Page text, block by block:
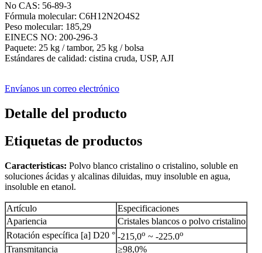
No CAS: 56-89-3
Fórmula molecular: C6H12N2O4S2
Peso molecular: 185,29
EINECS NO: 200-296-3
Paquete: 25 kg / tambor, 25 kg / bolsa
Estándares de calidad: cistina cruda, USP, AJI
Envíanos un correo electrónico
Detalle del producto
Etiquetas de productos
Caracteristicas: Polvo blanco cristalino o cristalino, soluble en
soluciones ácidas y alcalinas diluidas, muy insoluble en agua,
insoluble en etanol.
Artículo
Especificaciones
Apariencia
Cristales blancos o polvo cristalino
Rotación específica [a] D20 ° -215,0o ~ -225.0o
Transmitancia
≥98,0%